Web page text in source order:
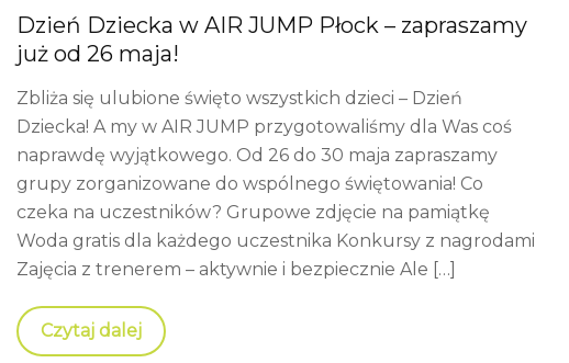
Dzień Dziecka w AIR JUMP Płock – zapraszamy
już od 26 maja!
Zbliża się ulubione święto wszystkich dzieci – Dzień
Dziecka! A my w AIR JUMP przygotowaliśmy dla Was coś
naprawdę wyjątkowego. Od 26 do 30 maja zapraszamy
grupy zorganizowane do wspólnego świętowania! Co
czeka na uczestników? Grupowe zdjęcie na pamiątkę
Woda gratis dla każdego uczestnika Konkursy z nagrodami
Zajęcia z trenerem – aktywnie i bezpiecznie Ale […]
Czytaj dalej